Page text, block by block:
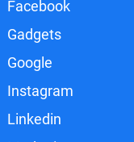
Facebook
Gadgets
Google
Instagram
Linkedin